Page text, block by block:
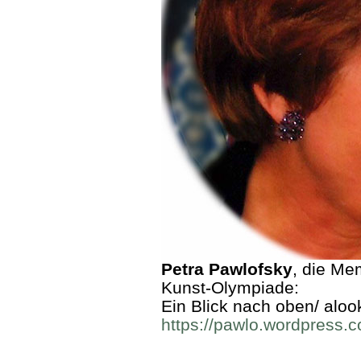
Petra Pawlofsky, die
Kunst-Olympiade:
Ein Blick nach oben/
https://